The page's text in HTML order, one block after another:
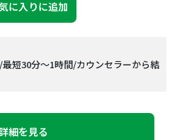
に入りに追加
短30分～1時間/カウンセラーから結
細を見る